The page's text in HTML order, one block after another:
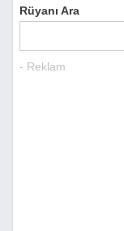
Rüyanı Ara
- Reklam